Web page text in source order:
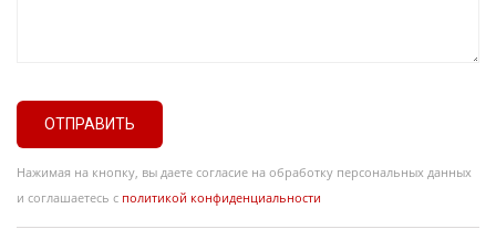
ОТПРАВИТЬ
Нажимая на кнопку, вы даете согласие на обработку персональных данных
и соглашаетесь с политикой конфиденциальности